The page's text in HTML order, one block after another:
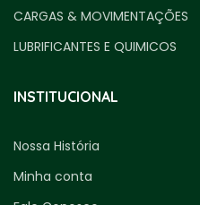
CARGAS & MOVIMENTAÇÕES
LUBRIFICANTES E QUIMICOS
INSTITUCIONAL
Nossa História
Minha conta